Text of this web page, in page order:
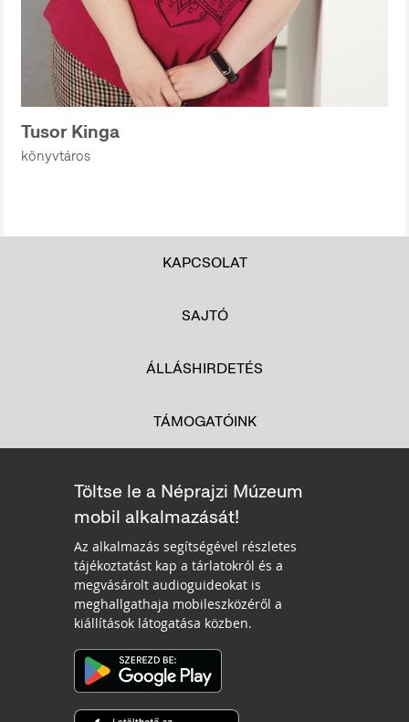
Tusor Kinga
könyvtáros
KAPCSOLAT
SAJTÓ
ÁLLÁSHIRDETÉS
TÁMOGATÓINK
Töltse le a Néprajzi Múzeum
mobil alkalmazását!
Az alkalmazás segítségével részletes
tájékoztatást kap a tárlatokról és a
megvásárolt audioguideokat is
meghallgathaja mobileszközéről a
kiállítások látogatása közben.